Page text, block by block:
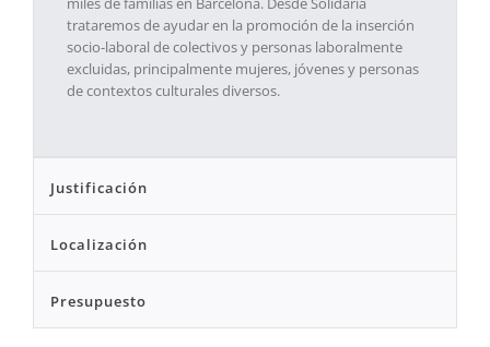
trataremos de ayudar en la promoción de la inserción
socio-laboral de colectivos y personas laboralmente
excluidas, principalmente mujeres, jóvenes y personas
de contextos culturales diversos.
Justificación
Localización
Presupuesto